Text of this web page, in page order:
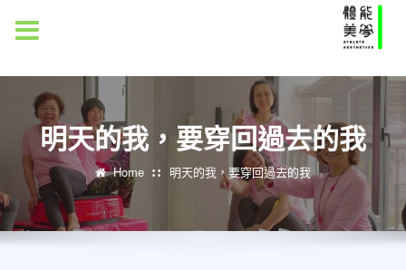
明天的我，要穿回過去的我
Home 明天的我，要穿回過去的我